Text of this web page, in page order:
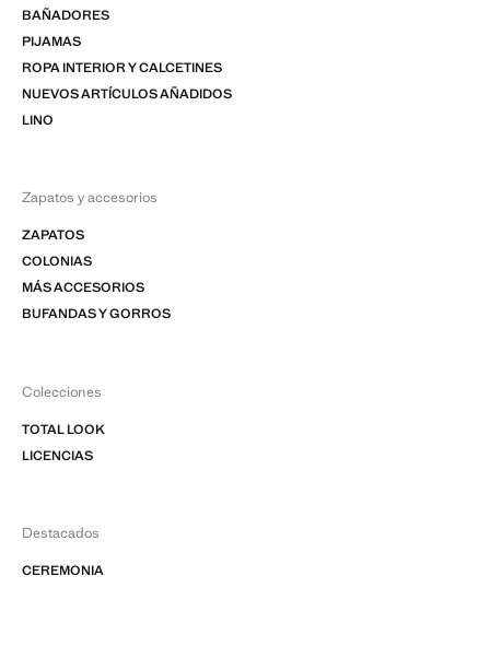
BAÑADORES
PIJAMAS
ROPA INTERIOR Y CALCETINES
NUEVOS ARTÍCULOS AÑADIDOS
LINO
Zapatos y accesorios
ZAPATOS
COLONIAS
MÁS ACCESORIOS
BUFANDAS Y GORROS
Colecciones
TOTAL LOOK
LICENCIAS
Destacados
CEREMONIA